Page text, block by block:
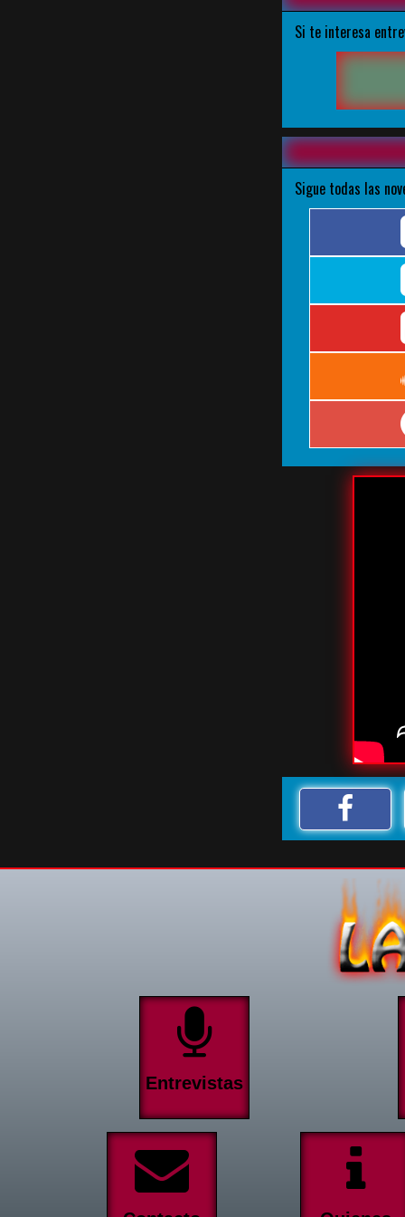
Si te interesa
Sigue todas las
Entrevistas